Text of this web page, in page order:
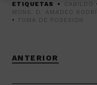
ETIQUETAS CABILDO
MONS. D. AMADEO
• TOMA DE POSESIÓN
ANTERIOR